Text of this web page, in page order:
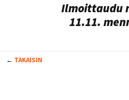
Ilmoittaudu
11.11.
← TAKAISIN